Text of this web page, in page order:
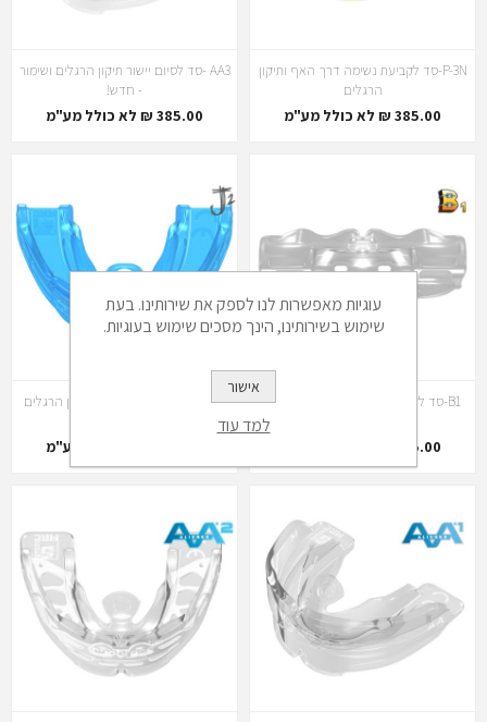
P-3N-סד לקביעת נשימה דרך האף ותיקון
הרגלים
385.00 ₪ לא כולל מע"מ
AA3 -סד לסיום יישור תיקון הרגלים ושימור
- חדש!
385.00 ₪ לא כולל מע"מ
B1-סד לקביעת נשימה דרך האף ותיקון
385.00 ₪ לא כולל מע"מ
J2-הרחבת הקשת והמשך תיקון הרגלים
עוגיות מאפשרות לנו לספק את שירותינו. בעת
שימוש בשירותינו, הינך מסכים שימוש בעוגיות.
אישור
למד עוד